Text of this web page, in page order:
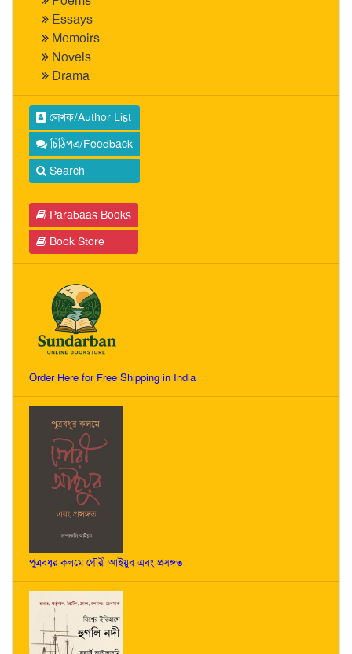
Essays
Memoirs
Novels
Drama
লেখক/Author List
চিঠিপত্র/Feedback
Search
Parabaas Books
Book Store
Order Here for Free Shipping in India
পুত্রবধূর কলমে গৌরী আইয়ুব এবং প্রসঙ্গত